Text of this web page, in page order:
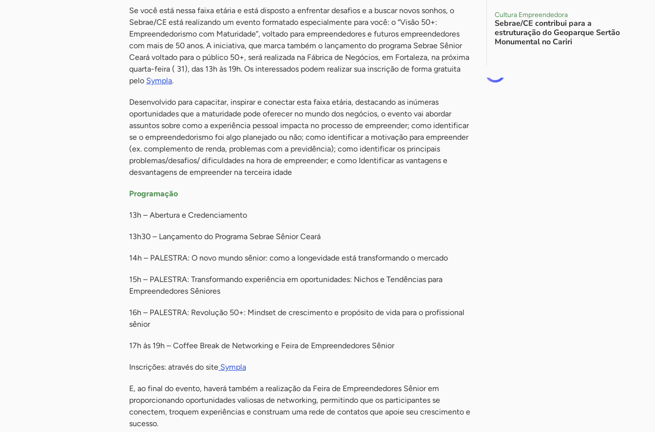
Se você está nessa faixa etária e está disposto a enfrentar desafios e a buscar novos sonhos, o
Sebrae/CE está realizando um evento formatado especialmente para você: o “Visão 50+:
Empreendedorismo com Maturidade”, voltado para empreendedores e futuros empreendedores
com mais de 50 anos. A iniciativa, que marca também o lançamento do programa Sebrae Sênior
Ceará voltado para o público 50+, será realizada na Fábrica de Negócios, em Fortaleza, na próxima
quarta-feira ( 31), das 13h às 19h. Os interessados podem realizar sua inscrição de forma gratuita
pelo Sympla.
Desenvolvido para capacitar, inspirar e conectar esta faixa etária, destacando as inúmeras
oportunidades que a maturidade pode oferecer no mundo dos negócios, o evento vai abordar
assuntos sobre como a experiência pessoal impacta no processo de empreender; como identificar
se o empreendedorismo foi algo planejado ou não; como identificar a motivação para empreender
(ex. complemento de renda, problemas com a previdência); como identificar os principais
problemas/desafios/ dificuldades na hora de empreender; e como Identificar as vantagens e
desvantagens de empreender na terceira idade
Programação
13h – Abertura e Credenciamento
13h30 – Lançamento do Programa Sebrae Sênior Ceará
14h – PALESTRA: O novo mundo sênior: como a longevidade está transformando o mercado
15h – PALESTRA: Transformando experiência em oportunidades: Nichos e Tendências para
Empreendedores Sêniores
16h – PALESTRA: Revolução 50+: Mindset de crescimento e propósito de vida para o profissional
sênior
17h às 19h – Coffee Break de Networking e Feira de Empreendedores Sênior
Inscrições: através do site Sympla
E, ao final do evento, haverá também a realização da Feira de Empreendedores Sênior em
proporcionando oportunidades valiosas de networking, permitindo que os participantes se
conectem, troquem experiências e construam uma rede de contatos que apoie seu crescimento e
sucesso.
Cultura Empreendedora
Sebrae/CE contribui para a
estruturação do Geoparque Sertão
Monumental no Cariri